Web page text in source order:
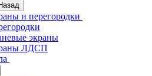
и перегородки
экраны
ЛДСП